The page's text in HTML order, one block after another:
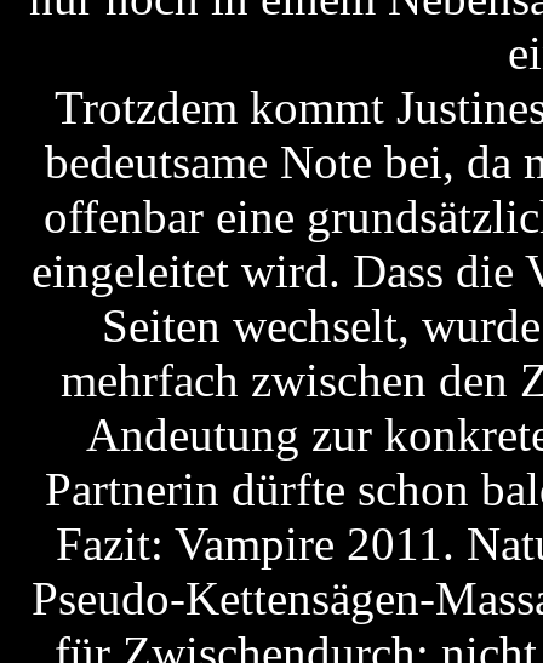
Trotzdem kommt
bedeutsame Note bei, da
offenbar eine
eingeleitet wird. Dass die
Seiten wechselt,
mehrfach zwischen den
Andeutung zur
Partnerin dürfte schon
Fazit: Vampire 2011.
Pseudo-Kettensägen-